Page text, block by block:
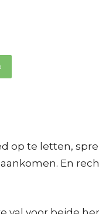
op te letten,
En